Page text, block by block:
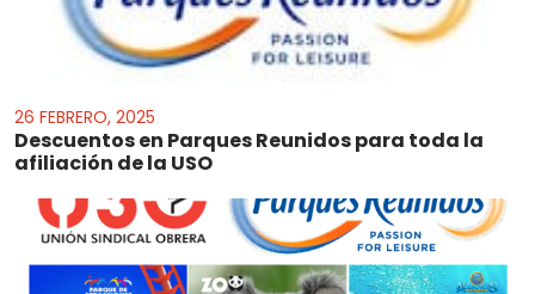
26 FEBRERO, 2025
Descuentos en Parques Reunidos para toda la
afiliación de la USO